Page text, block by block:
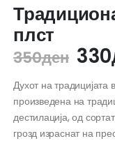
плст
350ден 330
Духот на
произведена на
дестилација, од
грозд израснат на